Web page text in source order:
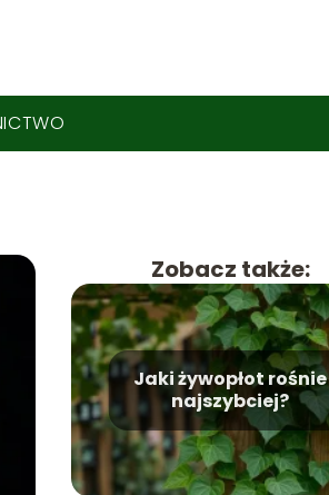
Zobacz także:
Jaki żywopłot rośnie
najszybciej?